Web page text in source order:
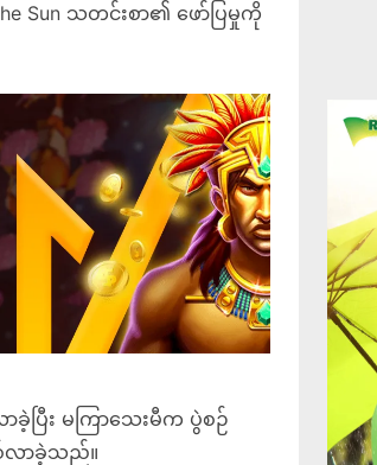
Sun သတင်းစာ၏ ဖော်ပြမှုကို
ခဲ့ပြီး မကြာသေးမီက ပွဲစဉ်
လာခဲ့သည်။